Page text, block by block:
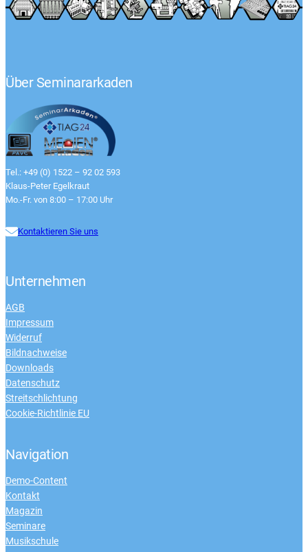
Über Seminararkaden
Tel.: +49 (0) 1522 – 92 02 593
Klaus-Peter Egelkraut
Mo.-Fr. von 8:00 – 17:00 Uhr
Kontaktieren Sie uns
Unternehmen
AGB
Impressum
Widerruf
Bildnachweise
Downloads
Datenschutz
Streitschlichtung
Cookie-Richtlinie EU
Navigation
Demo-Content
Kontakt
Magazin
Seminare
Musikschule